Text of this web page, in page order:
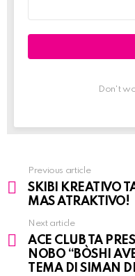
Don't
See
more
Previous article
SKIBI KREATIVO
MAS ATRAKTIVO!
Next article
ACE CLUB TA
NOBO “BÒSHI
TEMA DI SIMAN